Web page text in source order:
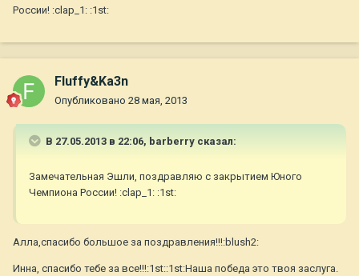
России! :clap_1: :1st:
Fluffy&Ka3n
Опубликовано 28 мая, 2013
В 27.05.2013 в 22:06, barberry сказал:
Замечательная Эшли, поздравляю с закрытием Юного
Чемпиона России! :clap_1: :1st:
Алла,спасибо большое за поздравления!!!:blush2:
Инна, спасибо тебе за все!!!:1st::1st:Наша победа это твоя заслуга.